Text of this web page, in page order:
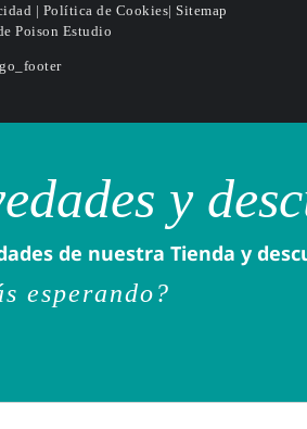
| Política de Cookies|Sitemap
Poison Estudio
y
de nuestra Tienda y
esperando?